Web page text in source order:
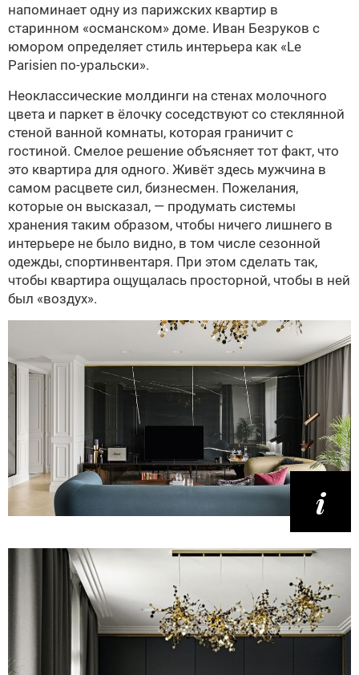
напоминает одну из парижских квартир в
старинном «османском» доме. Иван Безруков с
юмором определяет стиль интерьера как «Le
Parisien по-уральски».
Неоклассические молдинги на стенах молочного
цвета и паркет в ёлочку соседствуют со стеклянной
стеной ванной комнаты, которая граничит с
гостиной. Смелое решение объясняет тот факт, что
это квартира для одного. Живёт здесь мужчина в
самом расцвете сил, бизнесмен. Пожелания,
которые он высказал, — продумать системы
хранения таким образом, чтобы ничего лишнего в
интерьере не было видно, в том числе сезонной
одежды, спортинвентаря. При этом сделать так,
чтобы квартира ощущалась просторной, чтобы в ней
был «воздух».